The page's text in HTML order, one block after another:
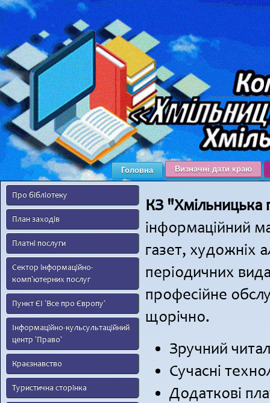
Головна Визначні дати краю
КЗ "Хмільницька
інформаційний
газет, художніх
періодичних
професійне
щорічно.
Зручний
Сучасні
Додаткові
Про бібліотеку
План заходів
Платні послуги
Сектор інформаційно-
комп`ютерних послуг
Пункт ЄІ `Все про Європу`
Інформаційно-кульсультаційний
центр `Право`
Краєзнавство
Туристична сторінка